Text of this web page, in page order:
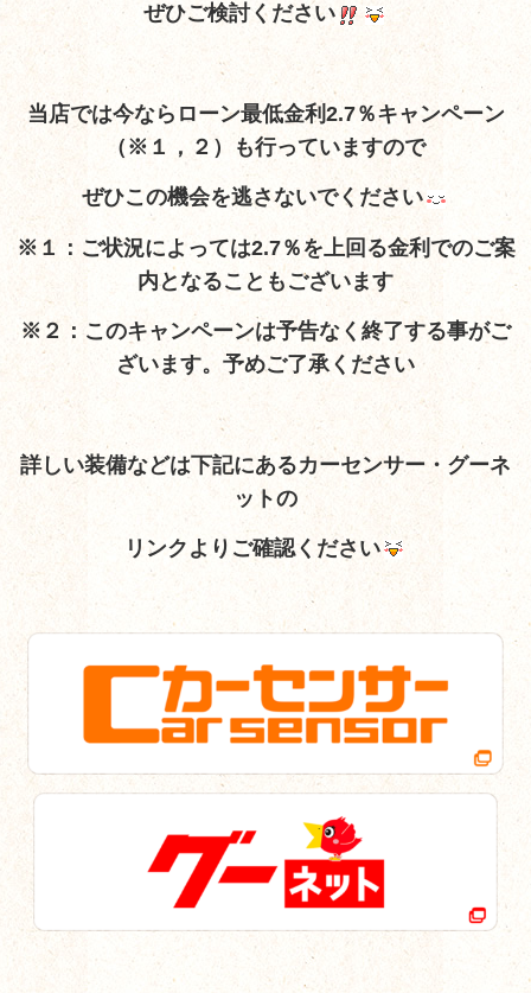
ぜひご検討ください
当店では今ならローン最低金利2.7％キャンペーン
（※１，２）も行っていますので
ぜひこの機会を逃さないでください
※１：ご状況によっては2.7％を上回る金利でのご案
内となることもございます
※２：このキャンペーンは予告なく終了する事がご
ざいます。予めご了承ください
詳しい装備などは下記にあるカーセンサー・グーネ
ットの
リンクよりご確認ください